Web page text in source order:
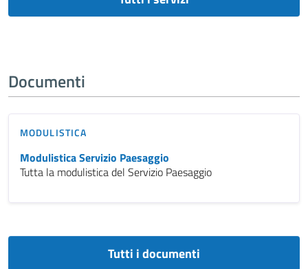
Documenti
MODULISTICA
Modulistica Servizio Paesaggio
Tutta la modulistica del Servizio Paesaggio
Tutti i documenti